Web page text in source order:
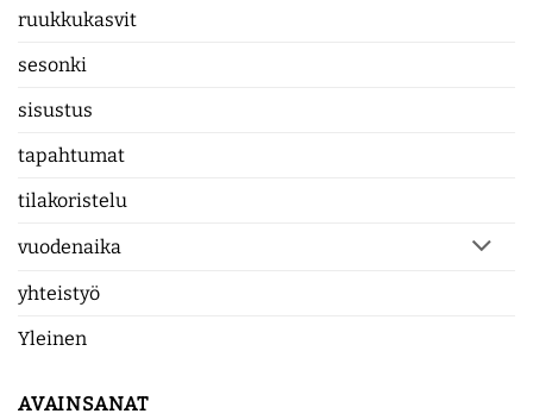
ruukkukasvit
sesonki
sisustus
tapahtumat
tilakoristelu
vuodenaika
yhteistyö
Yleinen
AVAINSANAT